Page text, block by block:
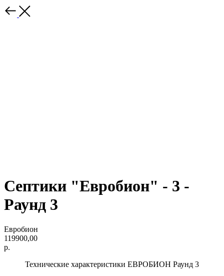
Септики "Евробион" - 3 -
Раунд 3
Евробион
119900,00
р.
Технические характеристики ЕВРОБИОН Раунд 3